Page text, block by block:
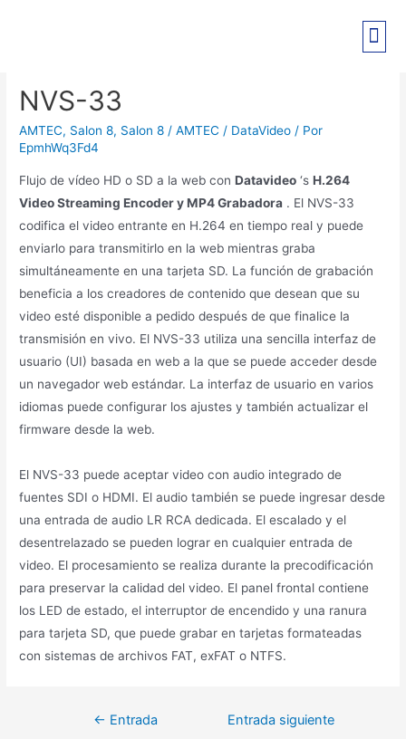
NVS-33
AMTEC, Salon 8, Salon 8 / AMTEC / DataVideo / Por
EpmhWq3Fd4
Flujo de vídeo HD o SD a la web conDatavideo ‘sH.264
Video Streaming Encoder y MP4 Grabadora . El NVS-33
codifica el video entrante en H.264 en tiempo real y puede
enviarlo para transmitirlo en la web mientras graba
simultáneamente en una tarjeta SD. La función de grabación
beneficia a los creadores de contenido que desean que su
video esté disponible a pedido después de que finalice la
transmisión en vivo. El NVS-33 utiliza una sencilla interfaz de
usuario (UI) basada en web a la que se puede acceder desde
un navegador web estándar. La interfaz de usuario en varios
idiomas puede configurar los ajustes y también actualizar el
firmware desde la web.
El NVS-33 puede aceptar video con audio integrado de
fuentes SDI o HDMI. El audio también se puede ingresar desde
una entrada de audio LR RCA dedicada. El escalado y el
desentrelazado se pueden lograr en cualquier entrada de
video. El procesamiento se realiza durante la precodificación
para preservar la calidad del video. El panel frontal contiene
los LED de estado, el interruptor de encendido y una ranura
para tarjeta SD, que puede grabar en tarjetas formateadas
con sistemas de archivos FAT, exFAT o NTFS.
← Entrada
Entrada siguiente